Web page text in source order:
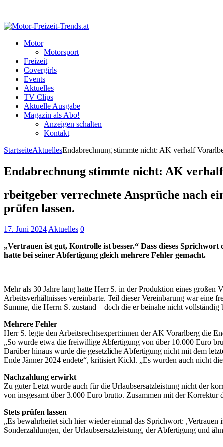
Motor
Motorsport
Freizeit
Covergirls
Events
Aktuelles
TV Clips
Aktuelle Ausgabe
Magazin als Abo!
Anzeigen schalten
Kontakt
StartseiteAktuellesEndabrechnung stimmte nicht: AK verhalf
Endabrechnung stimmte nicht: AK
rbeitgeber verrechnete Ansprüche nach
prüfen lassen.
17. Juni 2024 Aktuelles 0
„Vertrauen ist gut, Kontrolle ist besser.“ Dass dieses
hatte bei seiner Abfertigung gleich mehrere Fehler gemacht.
Mehr als 30 Jahre lang hatte Herr S. in der Produktion eines großen
Arbeitsverhältnisses vereinbarte. Teil dieser Vereinbarung war
Summe, die Herrn S. zustand – doch die er beinahe nicht
Mehrere Fehler
Herr S. legte den Arbeitsrechtsexpert:innen der AK Vorarlberg die
„So wurde etwa die freiwillige Abfertigung von über 10.000 Euro
Darüber hinaus wurde die gesetzliche Abfertigung nicht mit dem
Ende Jänner 2024 endete“, kritisiert Kickl. „Es wurden auch nicht
Nachzahlung erwirkt
Zu guter Letzt wurde auch für die Urlaubsersatzleistung nicht der
von insgesamt über 3.000 Euro brutto. Zusammen mit der
Stets prüfen lassen
„Es bewahrheitet sich hier wieder einmal das Sprichwort:
Sonderzahlungen, der Urlaubsersatzleistung, der Abfertigung und